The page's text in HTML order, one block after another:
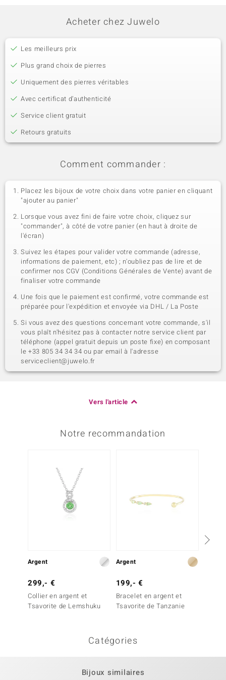
Acheter chez Juwelo
Les meilleurs prix
Plus grand choix de pierres
Uniquement des pierres véritables
Avec certificat d’authenticité
Service client gratuit
Retours gratuits
Comment commander :
Placez les bijoux de votre choix dans votre panier en cliquant
"ajouter au panier"
Lorsque vous avez fini de faire votre choix, cliquez sur
"commander", à côté de votre panier (en haut à droite de
l'écran)
Suivez les étapes pour valider votre commande (adresse,
informations de paiement, etc) ; n'oubliez pas de lire et de
confirmer nos CGV (Conditions Générales de Vente) avant de
finaliser votre commande
Une fois que le paiement est confirmé, votre commande est
préparée pour l'expédition et envoyée via DHL / La Poste
Si vous avez des questions concernant votre commande, s'il
vous plaît n'hésitez pas à contacter notre service client par
téléphone (appel gratuit depuis un poste fixe) en composant
le +33 805 34 34 34 ou par email à l'adresse
serviceclient@juwelo.fr
Vers l'article
Notre recommandation
Argent
299,- €
Collier en argent et
Tsavorite de Lemshuku
Argent
199,- €
Bracelet en argent et
Tsavorite de Tanzanie
Catégories
Bijoux similaires